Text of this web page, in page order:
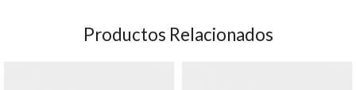
Productos Relacionados